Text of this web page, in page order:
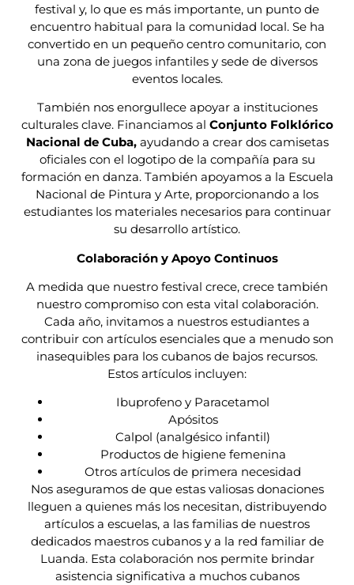
festival y, lo que es más importante, un punto de
encuentro habitual para la comunidad local. Se ha
convertido en un pequeño centro comunitario, con
una zona de juegos infantiles y sede de diversos
eventos locales.
También nos enorgullece apoyar a instituciones
culturales clave. Financiamos al Conjunto Folklórico
Nacional de Cuba,ayudando a crear dos camisetas
oficiales con el logotipo de la compañía para su
formación en danza. También apoyamos a la Escuela
Nacional de Pintura y Arte, proporcionando a los
estudiantes los materiales necesarios para continuar
su desarrollo artístico.
Colaboración y Apoyo Continuos
A medida que nuestro festival crece, crece también
nuestro compromiso con esta vital colaboración.
Cada año, invitamos a nuestros estudiantes a
contribuir con artículos esenciales que a menudo son
inasequibles para los cubanos de bajos recursos.
Estos artículos incluyen:
Ibuprofeno y Paracetamol
Apósitos
Calpol (analgésico infantil)
Productos de higiene femenina
Otros artículos de primera necesidad
Nos aseguramos de que estas valiosas donaciones
lleguen a quienes más los necesitan, distribuyendo
artículos a escuelas, a las familias de nuestros
dedicados maestros cubanos y a la red familiar de
Luanda. Esta colaboración nos permite brindar
asistencia significativa a muchos cubanos